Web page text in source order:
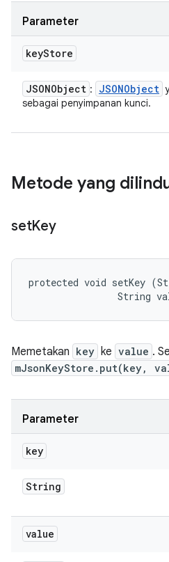
Parameter
keyStore
JSONObject : JSONObject
sebagai penyimpanan kunci.
Metode yang
setKey
protected void setKey
String
Memetakan key ke value .
mJsonKeyStore.put(key,
Parameter
key
String
value